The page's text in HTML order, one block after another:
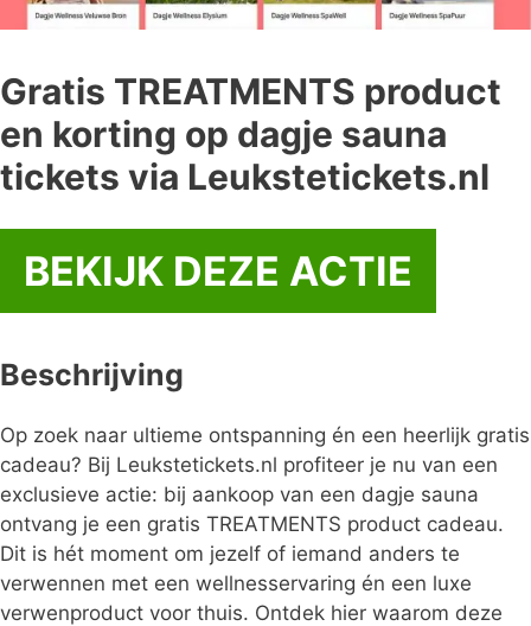
Gratis TREATMENTS product
en korting op dagje sauna
tickets via Leukstetickets.nl
BEKIJK DEZE ACTIE
Beschrijving
Op zoek naar ultieme ontspanning én een heerlijk gratis
cadeau? Bij Leukstetickets.nl profiteer je nu van een
exclusieve actie: bij aankoop van een dagje sauna
ontvang je een gratis TREATMENTS product cadeau.
Dit is hét moment om jezelf of iemand anders te
verwennen met een wellnesservaring én een luxe
verwenproduct voor thuis. Ontdek hier waarom deze